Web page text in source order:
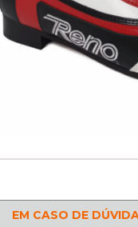
EM CASO DE